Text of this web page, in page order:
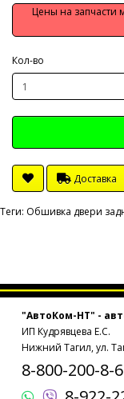
Цены на запчасти
Кол-во
Доставка
Теги: Обшивка двери
"АвтоКом-НТ" -
ИП Кудрявцева Е.С.
Нижний Тагил, ул.
8-800-200-8-